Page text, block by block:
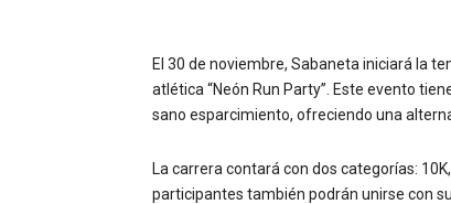
El 30 de noviembre, Sabaneta iniciará la
atlética “Neón Run Party”. Este evento
sano esparcimiento, ofreciendo una
La carrera contará con dos categorías:
participantes también podrán unirse con